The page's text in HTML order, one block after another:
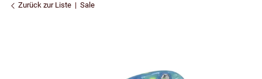
Zurück zur Liste Sale